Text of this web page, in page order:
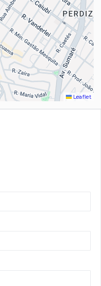
Leaflet